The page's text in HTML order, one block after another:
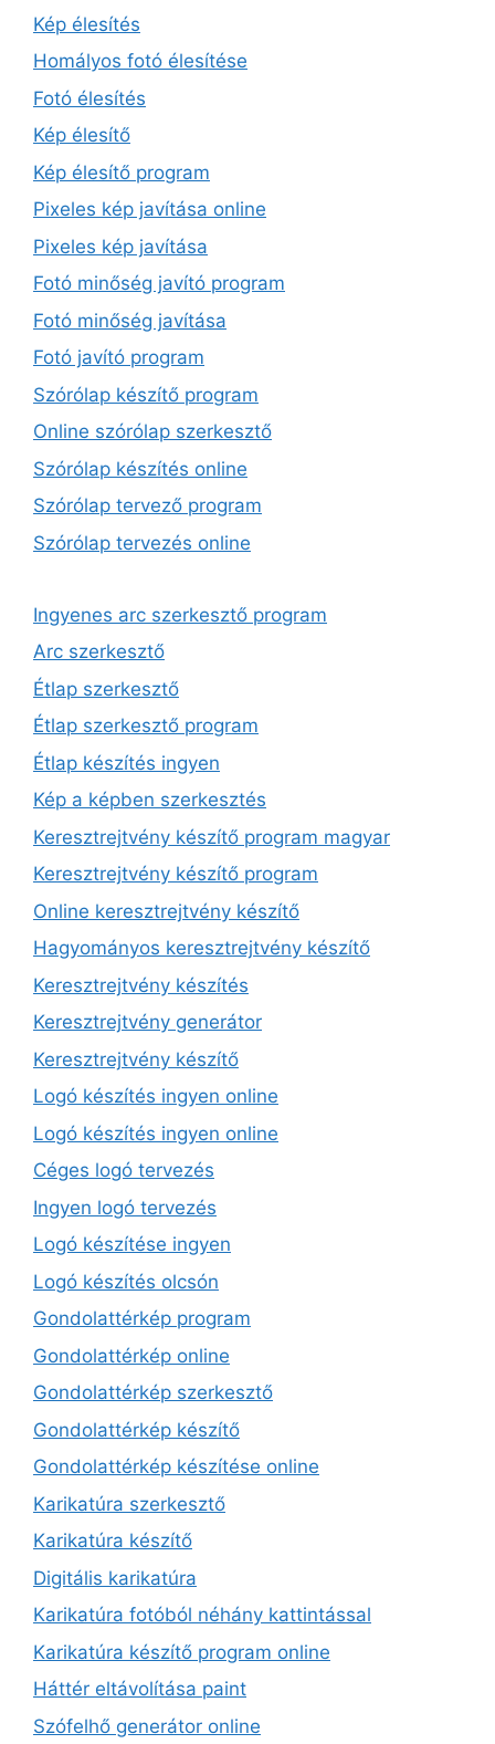
Kép élesítés
Homályos fotó élesítése
Fotó élesítés
Kép élesítő
Kép élesítő program
Pixeles kép javítása online
Pixeles kép javítása
Fotó minőség javító program
Fotó minőség javítása
Fotó javító program
Szórólap készítő program
Online szórólap szerkesztő
Szórólap készítés online
Szórólap tervező program
Szórólap tervezés online
Ingyenes arc szerkesztő program
Arc szerkesztő
Étlap szerkesztő
Étlap szerkesztő program
Étlap készítés ingyen
Kép a képben szerkesztés
Keresztrejtvény készítő program magyar
Keresztrejtvény készítő program
Online keresztrejtvény készítő
Hagyományos keresztrejtvény készítő
Keresztrejtvény készítés
Keresztrejtvény generátor
Keresztrejtvény készítő
Logó készítés ingyen online
Logó készítés ingyen online
Céges logó tervezés
Ingyen logó tervezés
Logó készítése ingyen
Logó készítés olcsón
Gondolattérkép program
Gondolattérkép online
Gondolattérkép szerkesztő
Gondolattérkép készítő
Gondolattérkép készítése online
Karikatúra szerkesztő
Karikatúra készítő
Digitális karikatúra
Karikatúra fotóból néhány kattintással
Karikatúra készítő program online
Háttér eltávolítása paint
Szófelhő generátor online